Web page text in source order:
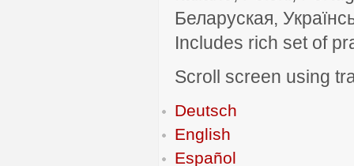
Беларуская,
Includes rich set of
Scroll screen using
Deutsch
English
Español